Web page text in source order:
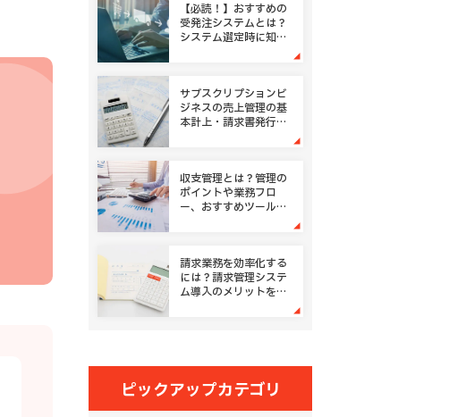
【必読！】おすすめの
受発注システムとは？
システム選定時に知っ
サブスクリプションビ
ジネスの売上管理の基
本計上・請求書発行の
収支管理とは？管理の
ポイントや業務フロ
ー、おすすめツールも
請求業務を効率化する
には？請求管理システ
ム導入のメリットをご
ピックアップカテゴリ